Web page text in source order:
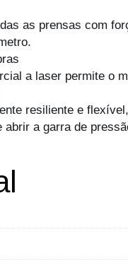
as prensas com
a laser permite o
resiliente e
a garra de